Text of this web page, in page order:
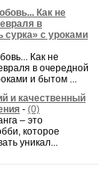
Как не
в
сурка» с уроками
Как не
в очередной
и бытом ...
и качественный
- (0)
– это
которое
уникал...